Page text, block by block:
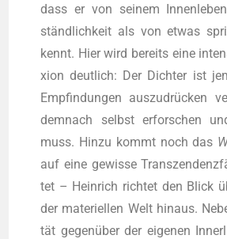
dass er von sei­nem
ständ­lich­keit als von etwas
kennt. Hier wird bereits eine
xi­on deut­lich: Der Dich­ter ist
Emp­fin­dun­gen aus­zu­drü­cken
dem­nach selbst erfor­schen
muss. Hin­zu kommt noch das
auf eine gewis­se
tet – Hein­rich rich­tet den Blick
der mate­ri­el­len Welt hin­aus.
tät gegen­über der eige­nen